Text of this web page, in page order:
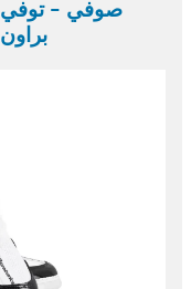
صوفي - توفي
براون